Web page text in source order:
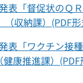
表「督促状のＱ
（収納課）(PDF
表「ワクチン接
康推進課）(PDF